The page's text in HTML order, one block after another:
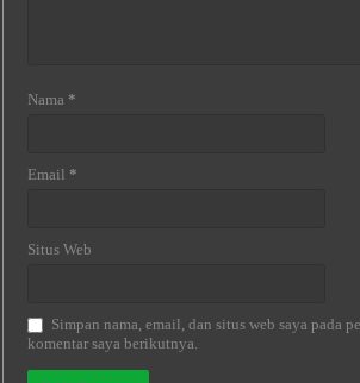
Nama *
Email *
Situs Web
Simpan nama, email, dan situs web saya pada
komentar saya berikutnya.